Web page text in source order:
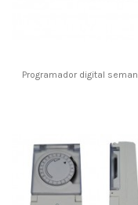
Programador digital